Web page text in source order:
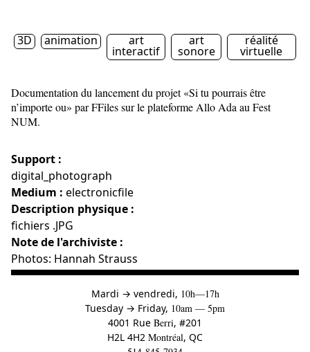
3D animation art
interactif
art
sonore
réalité
virtuelle
Documentation du lancement du projet «Si tu pourrais être
n’importe ou» par FFiles sur le plateforme Allo Ada au Fest
NUM.
Support :
digital_photograph
Medium : electronicfile
Description physique :
fichiers .JPG
Note de l'archiviste :
Photos: Hannah Strauss
Mardi →àvendredi, 10h—17h
Tuesday → to
Friday, 10am — 5pm
4001 Rue Berri, #201
H2L 4H2 Montréal, QC